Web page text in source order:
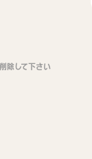
除して下さい